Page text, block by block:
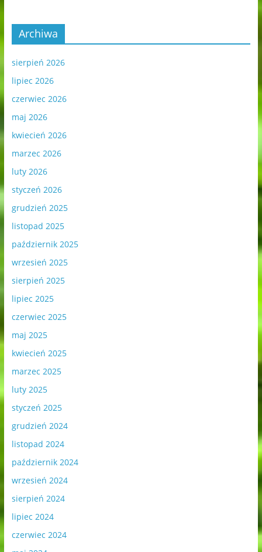
Archiwa
sierpień 2026
lipiec 2026
czerwiec 2026
maj 2026
kwiecień 2026
marzec 2026
luty 2026
styczeń 2026
grudzień 2025
listopad 2025
październik 2025
wrzesień 2025
sierpień 2025
lipiec 2025
czerwiec 2025
maj 2025
kwiecień 2025
marzec 2025
luty 2025
styczeń 2025
grudzień 2024
listopad 2024
październik 2024
wrzesień 2024
sierpień 2024
lipiec 2024
czerwiec 2024